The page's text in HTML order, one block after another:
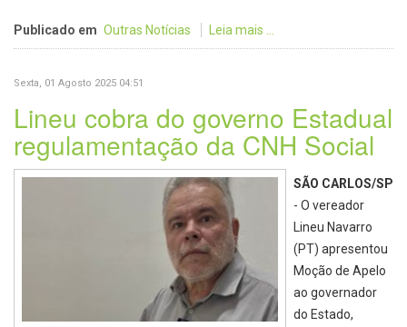
Publicado em Outras Notícias Leia mais ...
Sexta, 01 Agosto 2025 04:51
Lineu cobra do governo Estadual
regulamentação da CNH Social
SÃO CARLOS/SP
- O vereador
Lineu Navarro
(PT) apresentou
Moção de Apelo
ao governador
do Estado,